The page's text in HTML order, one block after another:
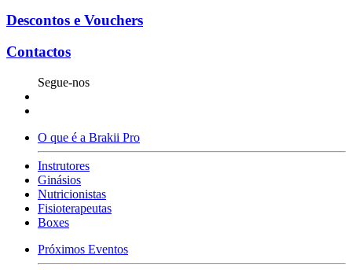
Descontos e Vouchers
Contactos
Segue-nos
O que é a Brakii Pro
Instrutores
Ginásios
Nutricionistas
Fisioterapeutas
Boxes
Próximos Eventos